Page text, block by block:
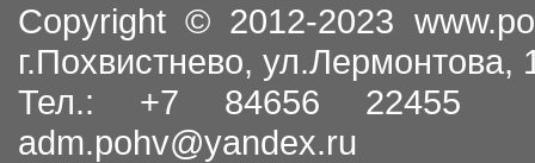
Copyright © 2012-2023
г.Похвистнево, ул.Лермонтова,
Тел.: +7 84656
adm.pohv@yandex.ru